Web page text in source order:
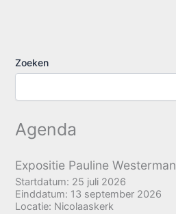
Zoeken
Agenda
Expositie Pauline Westerman
Startdatum: 25 juli 2026
Einddatum: 13 september 2026
Locatie: Nicolaaskerk